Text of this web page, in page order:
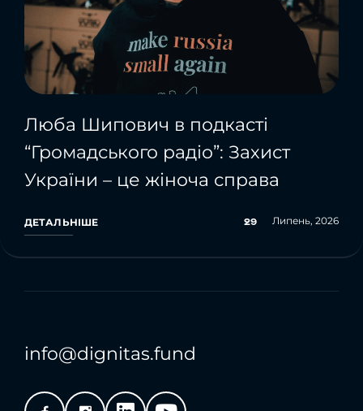
Люба Шипович в подкасті
“Громадського радіо”: Захист
України – це жіноча справа
ДЕТАЛЬНІШЕ 29 Липень, 2026
info@dignitas.fund